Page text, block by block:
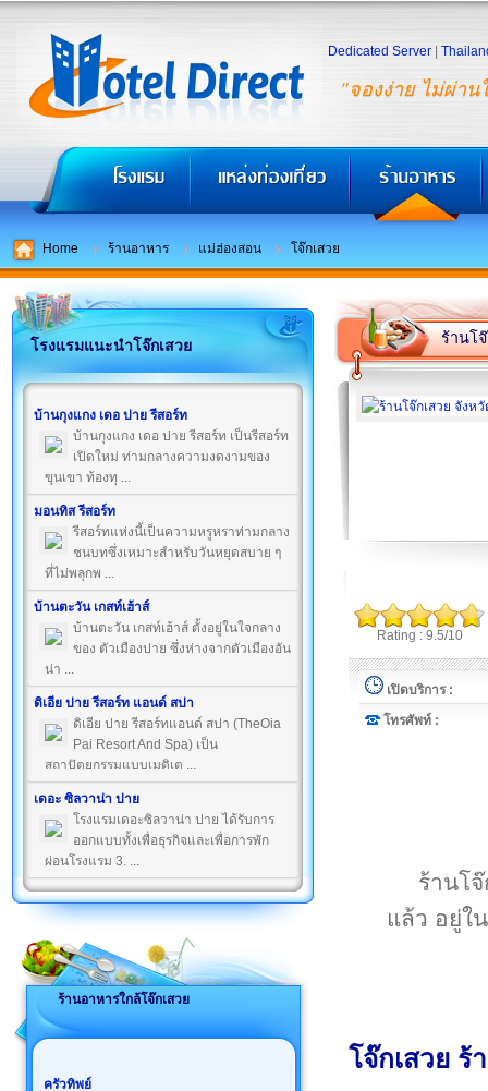
"จองง่าย ไม่ผ่าน
Dedicated Server
Home ร้านอาหาร แม่ฮ่องสอน โจ๊กเสวย
โรงแรมแนะนำโจ๊กเสวย
บ้านกุงแกง เดอ ปาย รีสอร์ท
บ้านกุงแกง เดอ ปาย รีสอร์ท เป็นรีสอร์ท
เปิดใหม่ ท่ามกลางความงดงามของ
ขุนเขา ท้องทุ ...
มอนทิส รีสอร์ท
รีสอร์ทแห่งนี้เป็นความหรูหราท่ามกลาง
ชนบทซึ่งเหมาะสำหรับวันหยุดสบาย ๆ
ที่ไม่พลุกพ ...
บ้านตะวัน เกสท์เฮ้าส์
บ้านตะวัน เกสท์เฮ้าส์ ตั้งอยู่ในใจกลาง
ของ ตัวเมืองปาย ซึ่งห่างจากตัวเมืองอัน
น่า ...
ดิเอีย ปาย รีสอร์ท แอนด์ สปา
ดิเอีย ปาย รีสอร์ทแอนด์ สปา (TheOia
Pai Resort And Spa) เป็น
สถาปัตยกรรมแบบเมดิเต ...
เดอะ ซิลวาน่า ปาย
โรงแรมเดอะซิลวาน่า ปาย ได้รับการ
ออกแบบทั้งเพื่อธุรกิจและเพื่อการพัก
ผ่อนโรงแรม 3. ...
ร้านอาหารใกล้โจ๊กเสวย
ครัวทิพย์
ร้านโ
Rating : 9.5/10
เปิดบริการ :
โทรศัพท์ :
ร้านโ
แล้ว อยู่ใ
โจ๊กเสวย